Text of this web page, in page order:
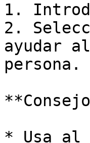
1.
2.
ayudar
persona.
* Usa al